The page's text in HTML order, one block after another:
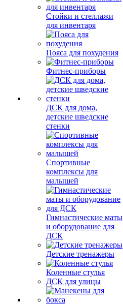
Стойки и стеллажи
для инвентаря
Пояса для похудения
Фитнес-приборы
ДСК для дома,
детские шведские
стенки
Спортивные
комплексы для
малышей
Гимнастические маты
и оборудование для
ДСК
Детские тренажеры
Коленные стулья
ДСК для улицы